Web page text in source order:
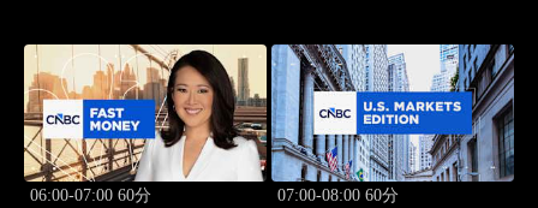
06:00-07:00 60分 07:00-08:00 60分